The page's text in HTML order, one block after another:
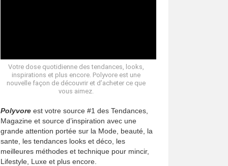
Votre dose quotidienne des tendances, looks,
inspirations et plus encore. Polyvore est une
nouvelle façon de découvrir et d’acheter ce que
vous aimez.
Polyvore est votre source #1 des Tendances,
Magazine et source d’inspiration avec une
grande attention portée sur la Mode, beauté, la
sante, les tendances looks et déco, les
meilleures méthodes et technique pour mincir,
Lifestyle, Luxe et plus encore.